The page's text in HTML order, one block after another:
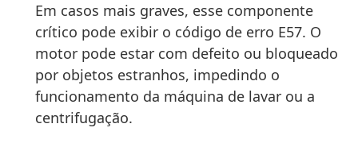
Em casos mais graves, esse componente
crítico pode exibir o código de erro E57. O
motor pode estar com defeito ou bloqueado
por objetos estranhos, impedindo o
funcionamento da máquina de lavar ou a
centrifugação.